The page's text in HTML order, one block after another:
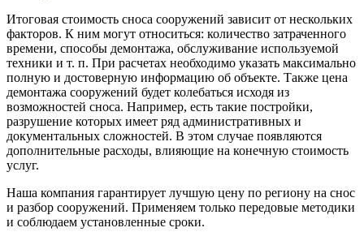
Итоговая стоимость сноса сооружений зависит от нескольких
факторов. К ним могут относиться: количество затраченного
времени, способы демонтажа, обслуживание используемой
техники и т. п. При расчетах необходимо указать максимально
полную и достоверную информацию об объекте. Также цена
демонтажа сооружений будет колебаться исходя из
возможностей сноса. Например, есть такие постройки,
разрушение которых имеет ряд административных и
документальных сложностей. В этом случае появляются
дополнительные расходы, влияющие на конечную стоимость
услуг.
Наша компания гарантирует лучшую цену по региону на снос
и разбор сооружений. Применяем только передовые методики
и соблюдаем установленные сроки.